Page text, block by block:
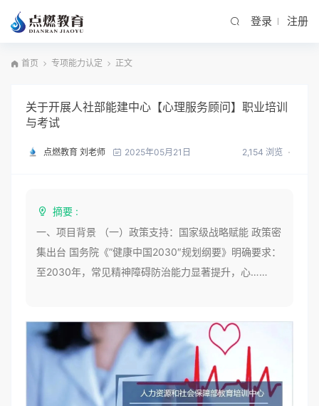
登录 注册
首页 专项能力认定 正文
关于开展人社部能建中心【心理服务顾问】职业培训
与考试
点燃教育 刘老师 2025年05月21日 2,154 浏览
摘要 :
一、项目背景 （一）政策支持：国家级战略赋能 政策密
集出台 国务院《”健康中国2030″规划纲要》明确要求：
至2030年，常见精神障碍防治能力显著提升，心……